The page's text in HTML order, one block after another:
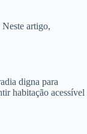
artigo,
digna para
habitação acessível